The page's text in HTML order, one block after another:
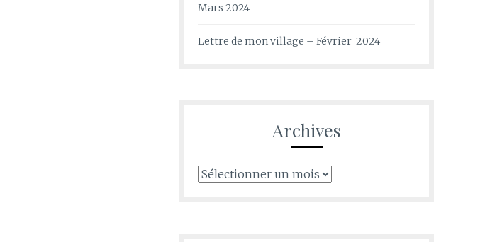
Mars 2024
Lettre de mon village – Février 2024
Archives
Archives